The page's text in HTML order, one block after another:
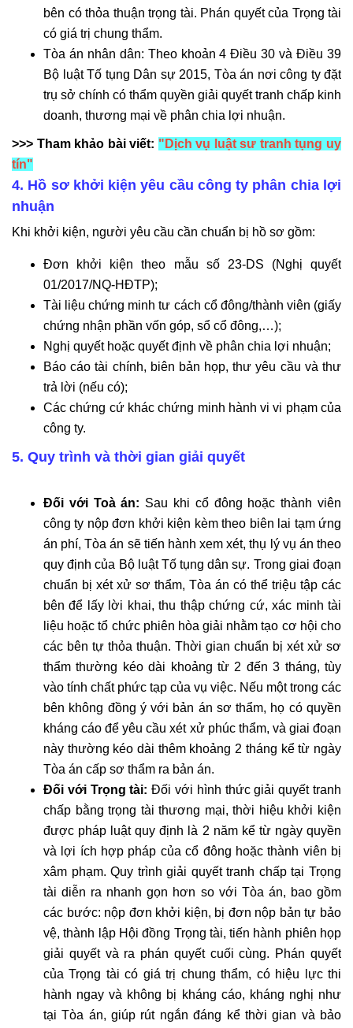
bên có thỏa thuận trọng tài. Phán quyết của Trọng tài
có giá trị chung thẩm.
Tòa án nhân dân: Theo khoản 4 Điều 30 và Điều 39
Bộ luật Tố tụng Dân sự 2015, Tòa án nơi công ty đặt
trụ sở chính có thẩm quyền giải quyết tranh chấp kinh
doanh, thương mại về phân chia lợi nhuận.
>>> Tham khảo bài viết: "Dịch vụ luật sư tranh tụng uy
tín"
4. Hồ sơ khởi kiện yêu cầu công ty phân chia lợi
nhuận
Khi khởi kiện, người yêu cầu cần chuẩn bị hồ sơ gồm:
Đơn khởi kiện theo mẫu số 23-DS (Nghị quyết
01/2017/NQ-HĐTP);
Tài liệu chứng minh tư cách cổ đông/thành viên (giấy
chứng nhận phần vốn góp, sổ cổ đông,…);
Nghị quyết hoặc quyết định về phân chia lợi nhuận;
Báo cáo tài chính, biên bản họp, thư yêu cầu và thư
trả lời (nếu có);
Các chứng cứ khác chứng minh hành vi vi phạm của
công ty.
5. Quy trình và thời gian giải quyết
Đối với Toà án: Sau khi cổ đông hoặc thành viên
công ty nộp đơn khởi kiện kèm theo biên lai tạm ứng
án phí, Tòa án sẽ tiến hành xem xét, thụ lý vụ án theo
quy định của Bộ luật Tố tụng dân sự. Trong giai đoạn
chuẩn bị xét xử sơ thẩm, Tòa án có thể triệu tập các
bên để lấy lời khai, thu thập chứng cứ, xác minh tài
liệu hoặc tổ chức phiên hòa giải nhằm tạo cơ hội cho
các bên tự thỏa thuận. Thời gian chuẩn bị xét xử sơ
thẩm thường kéo dài khoảng từ 2 đến 3 tháng, tùy
vào tính chất phức tạp của vụ việc. Nếu một trong các
bên không đồng ý với bản án sơ thẩm, họ có quyền
kháng cáo để yêu cầu xét xử phúc thẩm, và giai đoạn
này thường kéo dài thêm khoảng 2 tháng kể từ ngày
Tòa án cấp sơ thẩm ra bản án.
Đối với Trọng tài: Đối với hình thức giải quyết tranh
chấp bằng trọng tài thương mại, thời hiệu khởi kiện
được pháp luật quy định là 2 năm kể từ ngày quyền
và lợi ích hợp pháp của cổ đông hoặc thành viên bị
xâm phạm. Quy trình giải quyết tranh chấp tại Trọng
tài diễn ra nhanh gọn hơn so với Tòa án, bao gồm
các bước: nộp đơn khởi kiện, bị đơn nộp bản tự bảo
vệ, thành lập Hội đồng Trọng tài, tiến hành phiên họp
giải quyết và ra phán quyết cuối cùng. Phán quyết
của Trọng tài có giá trị chung thẩm, có hiệu lực thi
hành ngay và không bị kháng cáo, kháng nghị như
tại Tòa án, giúp rút ngắn đáng kể thời gian và bảo